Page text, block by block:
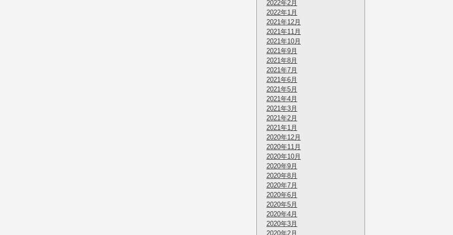
2022年2月
2022年1月
2021年12月
2021年11月
2021年10月
2021年9月
2021年8月
2021年7月
2021年6月
2021年5月
2021年4月
2021年3月
2021年2月
2021年1月
2020年12月
2020年11月
2020年10月
2020年9月
2020年8月
2020年7月
2020年6月
2020年5月
2020年4月
2020年3月
2020年2月